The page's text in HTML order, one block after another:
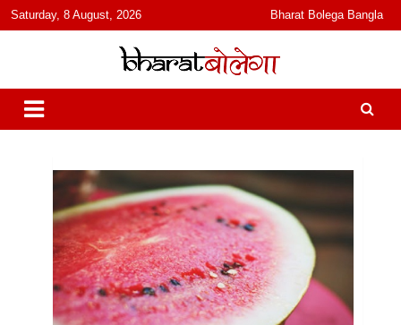
content
Saturday, 8 August, 2026 Bharat Bolega Bangla
भारत बोलेगा
हिंदी में समाचार, विचार, ऑडियो, वीडियो और फ़ीचर. भारत बोलेगा हिंदी न्यूज़ वेबसाइट
India: News, Views, Info, Trends & Podcast I जानकारी भी समझदारी भी
और पॉडकास्ट